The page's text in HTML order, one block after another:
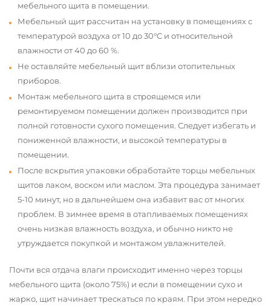
мебельного щита в помещении.
Мебельный щит рассчитан на установку в помещениях с
температурой воздуха от 10 до 30°С и относительной
влажности от 40 до 60 %.
Не оставляйте мебельный щит вблизи отопительных
приборов.
Монтаж мебельного щита в строящемся или
ремонтируемом помещении должен производится при
полной готовности сухого помещения. Следует избегать и
пониженной влажности, и высокой температуры в
помещении.
После вскрытия упаковки обработайте торцы мебельных
щитов лаком, воском или маслом. Эта процедура занимает
5-10 минут, но в дальнейшем она избавит вас от многих
проблем. В зимнее время в отапливаемых помещениях
очень низкая влажность воздуха, и обычно никто не
утруждается покупкой и монтажом увлажнителей.
Почти вся отдача влаги происходит именно через торцы
мебельного щита (около 75%) и если в помещении сухо и
жарко, щит начинает трескаться по краям. При этом нередко